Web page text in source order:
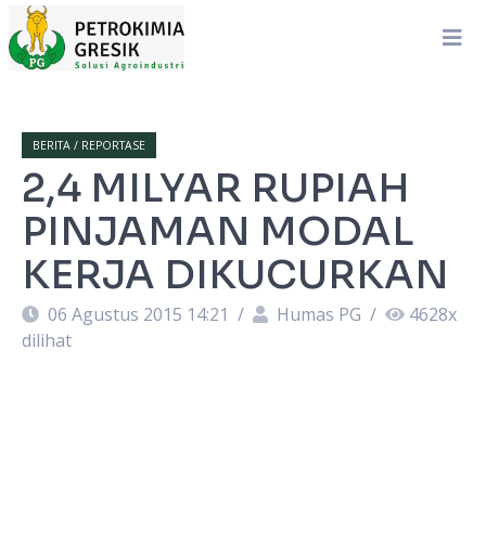
BERITA / REPORTASE
2,4 MILYAR RUPIAH
PINJAMAN MODAL
KERJA DIKUCURKAN
06 Agustus 2015 14:21 / Humas PG / 4628x
dilihat